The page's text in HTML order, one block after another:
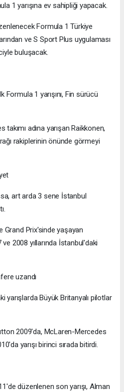
1 yarışına ev sahipliği yapacak.
Formula 1 Türkiye
ve S Sport Plus uygulaması
buluşacak.
1 yarışını, Fin sürücü
adına yarışan Raikkonen,
rakiplerinin önünde görmeyi
art arda 3 sene İstanbul
Grand Prix'sinde yaşayan
2008 yıllarında İstanbul'daki
uzandı
yarışlarda Büyük Britanyalı pilotlar
2009'da, McLaren-Mercedes
yarışı birinci sırada bitirdi.
düzenlenen son yarışı, Alman